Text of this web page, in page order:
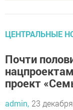
ЦЕНТРАЛЬНЫЕ
Почти
проект
admin, 23